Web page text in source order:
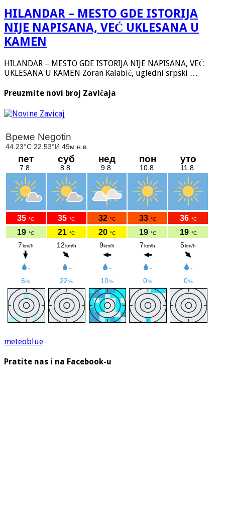
HILANDAR – MESTO GDE ISTORIJA
NIJE NAPISANA, VEĆ UKLESANA U
KAMEN
HILANDAR – MESTO GDE ISTORIJA NIJE NAPISANA, VEĆ
UKLESANA U KAMEN Zoran Kalabić, ugledni srpski …
Preuzmite novi broj Zavičaja
meteoblue
Pratite nas i na Facebook-u